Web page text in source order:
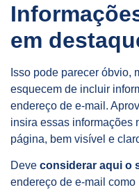
em
Isso pode parecer óbvio,
esquecem de incluir
endereço de e-mail.
insira essas informações
página, bem visível e
Deve considerar aqui o
endereço de e-mail